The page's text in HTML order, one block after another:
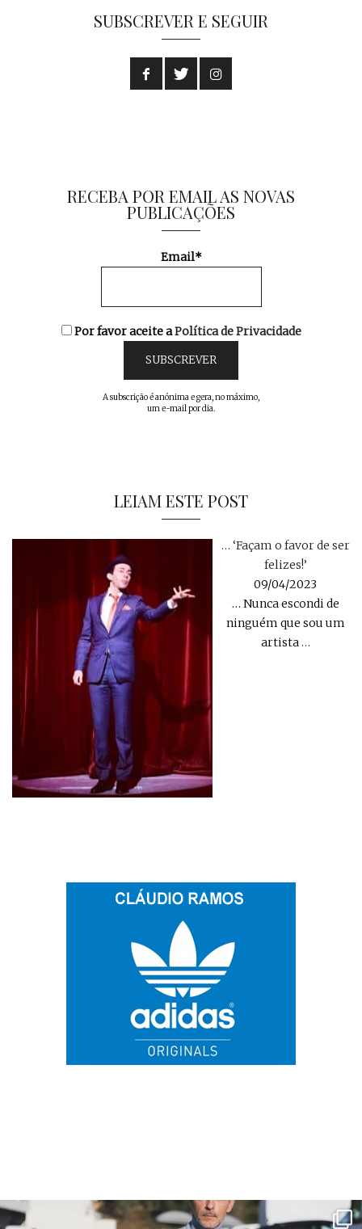
SUBSCREVER E SEGUIR
RECEBA POR EMAIL AS NOVAS
PUBLICAÇÕES
Email*
Por favor aceite aPolítica de Privacidade
A subscrição é anónima e gera, no máximo,
um e-mail por dia.
LEIAM ESTE POST
… ‘Façam o favor de ser
felizes!’
09/04/2023
… Nunca escondi de
ninguém que sou um
artista…